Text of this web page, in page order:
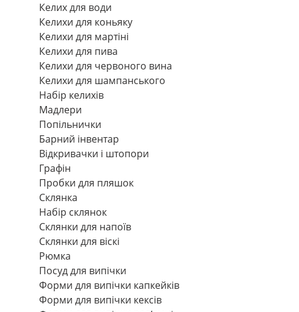
Келих для води
Келихи для коньяку
Келихи для мартіні
Келихи для пива
Келихи для червоного вина
Келихи для шампанського
Набір келихів
Мадлери
Попільнички
Барний інвентар
Відкривачки і штопори
Графін
Пробки для пляшок
Склянка
Набір склянок
Склянки для напоїв
Склянки для віскі
Рюмка
Посуд для випічки
Форми для випічки капкейків
Форми для випічки кексів